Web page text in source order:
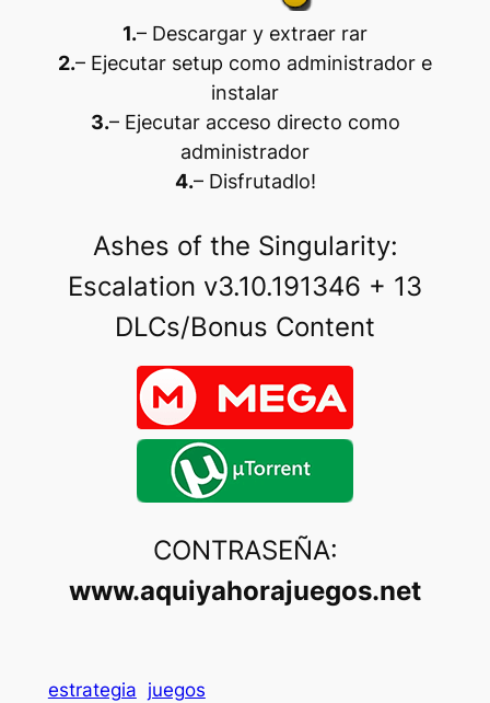
1.– Descargar y extraer rar
2.– Ejecutar setup como administrador e
instalar
3.– Ejecutar acceso directo como
administrador
4.– Disfrutadlo!
Ashes of the Singularity:
Escalation v3.10.191346 + 13
DLCs/Bonus Content
CONTRASEÑA:
www.aquiyahorajuegos.net
estrategia juegos